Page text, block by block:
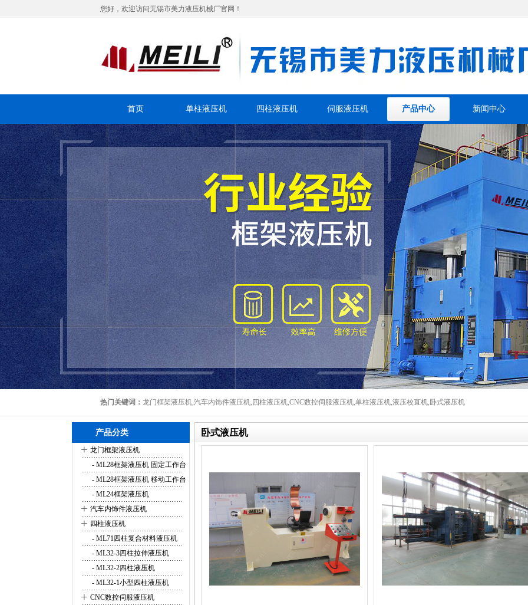
您好，欢迎访问无锡市美力液压机械厂官网！
首页 单柱液压机 四柱液压机 伺服液压机 产品中心 新闻中心
热门关键词： 龙门框架液压机,汽车内饰件液压机,四柱液压机,CNC数控伺服液压机,单柱液压机,液压校直机,卧式液压机
产品分类
+ 龙门框架液压机
- ML28框架液压机 固定工作台
- ML28框架液压机 移动工作台
- ML24框架液压机
+ 汽车内饰件液压机
+ 四柱液压机
- ML71四柱复合材料液压机
- ML32-3四柱拉伸液压机
- ML32-2四柱液压机
- ML32-1小型四柱液压机
+ CNC数控伺服液压机
卧式液压机